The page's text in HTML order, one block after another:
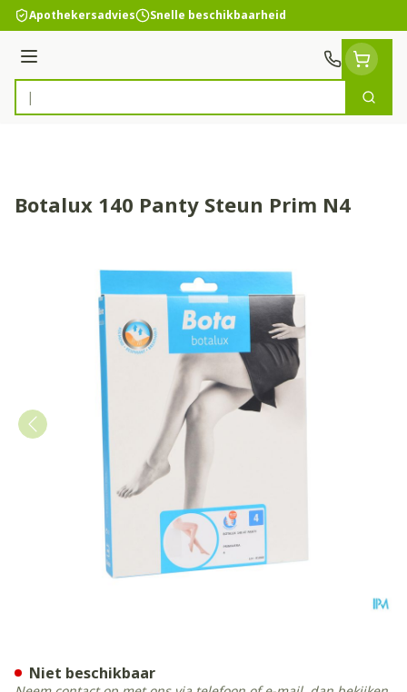
Ga naar de inhoud
Apothekersadvies Snelle beschikbaarheid
Menu
Product, merk, categorie...
Zoek
Botalux 140 Panty Steun Prim N4
Niet beschikbaar